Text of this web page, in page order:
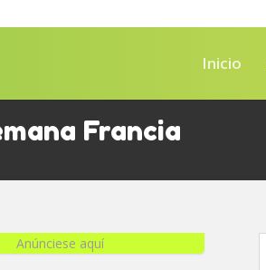
Inicio
Francia
Anúnciese aquí